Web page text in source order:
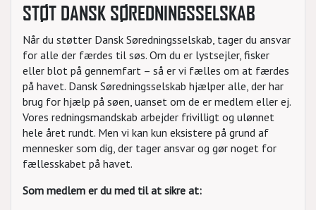
STØT DANSK SØREDNINGSSELSKAB
Når du støtter Dansk Søredningsselskab, tager du ansvar
for alle der færdes til søs. Om du er lystsejler, fisker
eller blot på gennemfart – så er vi fælles om at færdes
på havet. Dansk Søredningsselskab hjælper alle, der har
brug for hjælp på søen, uanset om de er medlem eller ej.
Vores redningsmandskab arbejder frivilligt og ulønnet
hele året rundt. Men vi kan kun eksistere på grund af
mennesker som dig, der tager ansvar og gør noget for
fællesskabet på havet.
Som medlem er du med til at sikre at: